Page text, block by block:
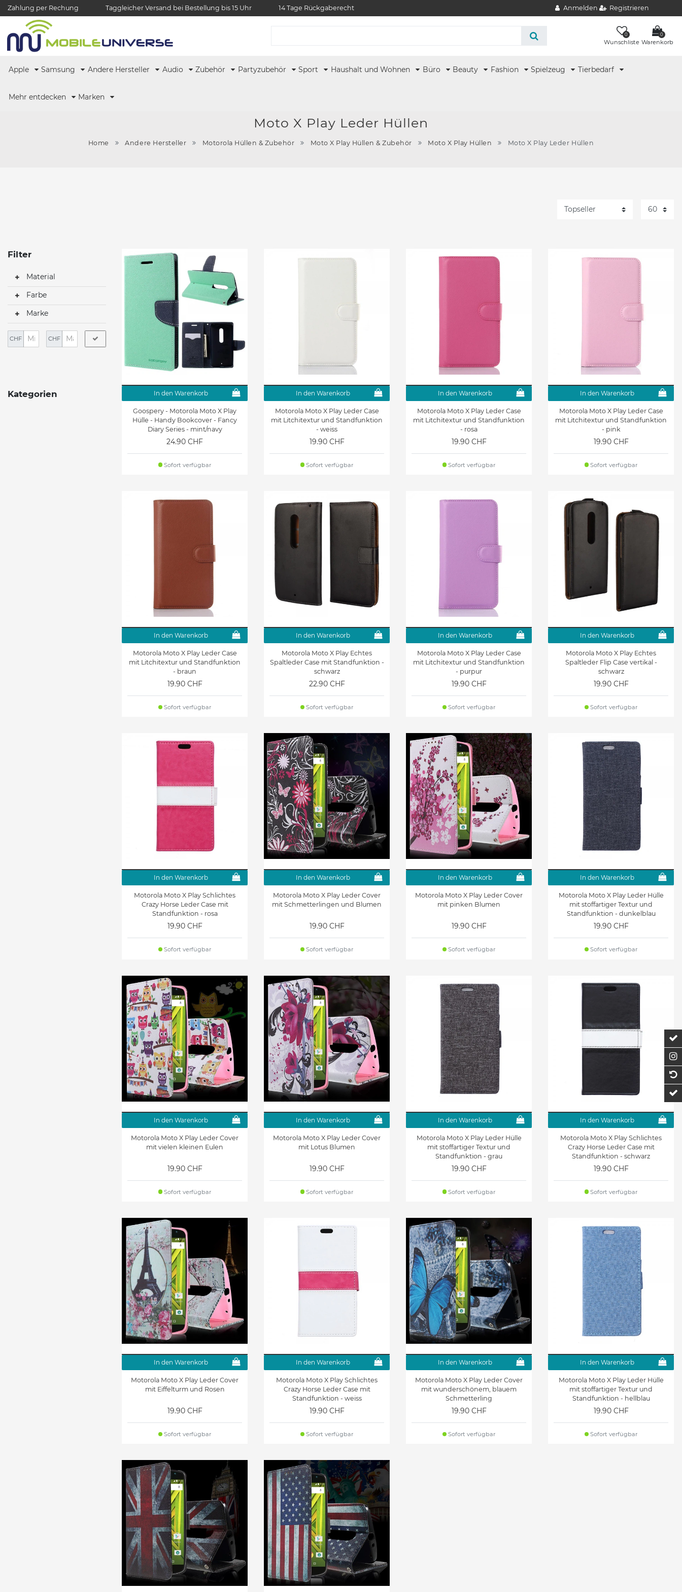
Zahlung per Rechung Taggleicher Versand bei Bestellung bis 15 Uhr 14 Tage Rückgaberecht Anmelden Registrieren
0
Wunschliste
0
Warenkorb
Apple Samsung Andere Hersteller Audio Zubehör Partyzubehör Sport Haushalt und Wohnen Büro Beauty Fashion Spielzeug Tierbedarf
Mehr entdecken Marken
Moto X Play Leder Hüllen
Home Andere Hersteller Motorola Hüllen & Zubehör Moto X Play Hüllen & Zubehör Moto X Play Hüllen Moto X Play Leder Hüllen
Filter
Material
Farbe
Marke
CHF CHF
Kategorien In den Warenkorb
Goospery - Motorola Moto X Play
Hülle - Handy Bookcover - Fancy
Diary Series - mint/navy
24.90 CHF
Sofort verfügbar
In den Warenkorb
Motorola Moto X Play Leder Case
mit Litchitextur und Standfunktion
- weiss
19.90 CHF
Sofort verfügbar
In den Warenkorb
Motorola Moto X Play Leder Case
mit Litchitextur und Standfunktion
- rosa
19.90 CHF
Sofort verfügbar
In den Warenkorb
Motorola Moto X Play Leder Case
mit Litchitextur und Standfunktion
- pink
19.90 CHF
Sofort verfügbar
In den Warenkorb
Motorola Moto X Play Leder Case
mit Litchitextur und Standfunktion
- braun
19.90 CHF
Sofort verfügbar
In den Warenkorb
Motorola Moto X Play Echtes
Spaltleder Case mit Standfunktion -
schwarz
22.90 CHF
Sofort verfügbar
In den Warenkorb
Motorola Moto X Play Leder Case
mit Litchitextur und Standfunktion
- purpur
19.90 CHF
Sofort verfügbar
In den Warenkorb
Motorola Moto X Play Echtes
Spaltleder Flip Case vertikal -
schwarz
19.90 CHF
Sofort verfügbar
In den Warenkorb
Motorola Moto X Play Schlichtes
Crazy Horse Leder Case mit
Standfunktion - rosa
19.90 CHF
Sofort verfügbar
In den Warenkorb
Motorola Moto X Play Leder Cover
mit Schmetterlingen und Blumen
19.90 CHF
Sofort verfügbar
In den Warenkorb
Motorola Moto X Play Leder Cover
mit pinken Blumen
19.90 CHF
Sofort verfügbar
In den Warenkorb
Motorola Moto X Play Leder Hülle
mit stoffartiger Textur und
Standfunktion - dunkelblau
19.90 CHF
Sofort verfügbar
In den Warenkorb
Motorola Moto X Play Leder Cover
mit vielen kleinen Eulen
19.90 CHF
Sofort verfügbar
In den Warenkorb
Motorola Moto X Play Leder Cover
mit Lotus Blumen
19.90 CHF
Sofort verfügbar
In den Warenkorb
Motorola Moto X Play Leder Hülle
mit stoffartiger Textur und
Standfunktion - grau
19.90 CHF
Sofort verfügbar
In den Warenkorb
Motorola Moto X Play Schlichtes
Crazy Horse Leder Case mit
Standfunktion - schwarz
19.90 CHF
Sofort verfügbar
In den Warenkorb
Motorola Moto X Play Leder Cover
mit Eiffelturm und Rosen
19.90 CHF
Sofort verfügbar
In den Warenkorb
Motorola Moto X Play Schlichtes
Crazy Horse Leder Case mit
Standfunktion - weiss
19.90 CHF
Sofort verfügbar
In den Warenkorb
Motorola Moto X Play Leder Cover
mit wunderschönem, blauem
Schmetterling
19.90 CHF
Sofort verfügbar
In den Warenkorb
Motorola Moto X Play Leder Hülle
mit stoffartiger Textur und
Standfunktion - hellblau
19.90 CHF
Sofort verfügbar